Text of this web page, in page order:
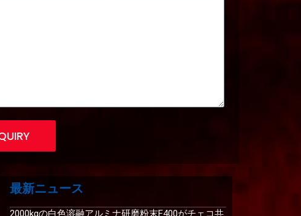
最新ニュース
2000kgの白色溶融アルミナ研磨粉末F400がチェコ共